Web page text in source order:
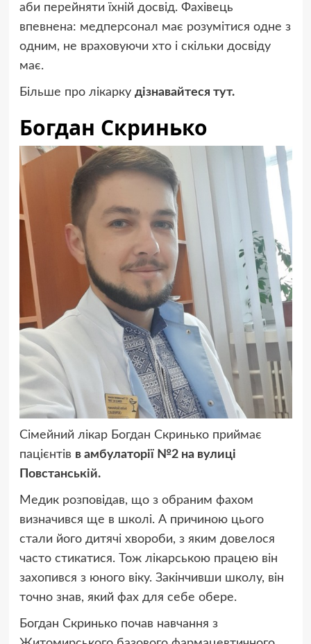
аби перейняти їхній досвід. Фахівець
впевнена: медперсонал має розумітися одне з
одним, не враховуючи хто і скільки досвіду
має.
Більше про лікарку дізнавайтеся тут.
Богдан Скринько
Сімейний лікар Богдан Скринько приймає
пацієнтів в амбулаторії №2 на вулиці
Повстанській.
Медик розповідав, що з обраним фахом
визначився ще в школі. А причиною цього
стали його дитячі хвороби, з яким довелося
часто стикатися. Тож лікарською працею він
захопився з юного віку. Закінчивши школу, він
точно знав, який фах для себе обере.
Богдан Скринько почав навчання з